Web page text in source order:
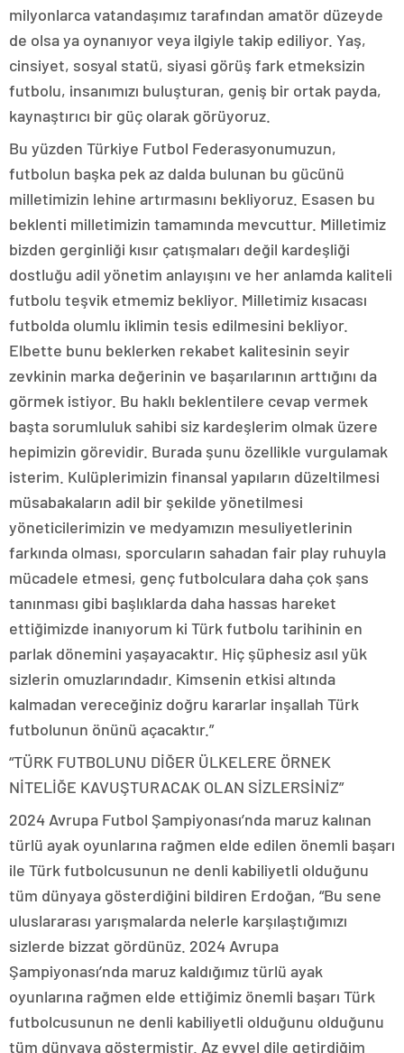
milyonlarca vatandaşımız tarafından amatör düzeyde
de olsa ya oynanıyor veya ilgiyle takip ediliyor. Yaş,
cinsiyet, sosyal statü, siyasi görüş fark etmeksizin
futbolu, insanımızı buluşturan, geniş bir ortak payda,
kaynaştırıcı bir güç olarak görüyoruz.
Bu yüzden Türkiye Futbol Federasyonumuzun,
futbolun başka pek az dalda bulunan bu gücünü
milletimizin lehine artırmasını bekliyoruz. Esasen bu
beklenti milletimizin tamamında mevcuttur. Milletimiz
bizden gerginliği kısır çatışmaları değil kardeşliği
dostluğu adil yönetim anlayışını ve her anlamda kaliteli
futbolu teşvik etmemiz bekliyor. Milletimiz kısacası
futbolda olumlu iklimin tesis edilmesini bekliyor.
Elbette bunu beklerken rekabet kalitesinin seyir
zevkinin marka değerinin ve başarılarının arttığını da
görmek istiyor. Bu haklı beklentilere cevap vermek
başta sorumluluk sahibi siz kardeşlerim olmak üzere
hepimizin görevidir. Burada şunu özellikle vurgulamak
isterim. Kulüplerimizin finansal yapıların düzeltilmesi
müsabakaların adil bir şekilde yönetilmesi
yöneticilerimizin ve medyamızın mesuliyetlerinin
farkında olması, sporcuların sahadan fair play ruhuyla
mücadele etmesi, genç futbolculara daha çok şans
tanınması gibi başlıklarda daha hassas hareket
ettiğimizde inanıyorum ki Türk futbolu tarihinin en
parlak dönemini yaşayacaktır. Hiç şüphesiz asıl yük
sizlerin omuzlarındadır. Kimsenin etkisi altında
kalmadan vereceğiniz doğru kararlar inşallah Türk
futbolunun önünü açacaktır.”
“TÜRK FUTBOLUNU DİĞER ÜLKELERE ÖRNEK
NİTELİĞE KAVUŞTURACAK OLAN SİZLERSİNİZ”
2024 Avrupa Futbol Şampiyonası’nda maruz kalınan
türlü ayak oyunlarına rağmen elde edilen önemli başarı
ile Türk futbolcusunun ne denli kabiliyetli olduğunu
tüm dünyaya gösterdiğini bildiren Erdoğan, “Bu sene
uluslararası yarışmalarda nelerle karşılaştığımızı
sizlerde bizzat gördünüz. 2024 Avrupa
Şampiyonası’nda maruz kaldığımız türlü ayak
oyunlarına rağmen elde ettiğimiz önemli başarı Türk
futbolcusunun ne denli kabiliyetli olduğunu olduğunu
tüm dünyaya göstermiştir. Az evvel dile getirdiğim